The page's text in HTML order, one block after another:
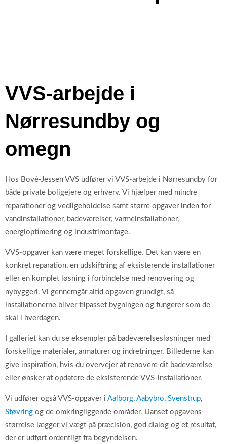
VVS-arbejde i
Nørresundby og
omegn
Hos Bové-Jessen VVS udfører vi VVS-arbejde i Nørresundby for
både private boligejere og erhverv. Vi hjælper med mindre
reparationer og vedligeholdelse samt større opgaver inden for
vandinstallationer, badeværelser, varmeinstallationer,
energioptimering og industrimontage.
VVS-opgaver kan være meget forskellige. Det kan være en
konkret reparation, en udskiftning af eksisterende installationer
eller en komplet løsning i forbindelse med renovering og
nybyggeri. Vi gennemgår altid opgaven grundigt, så
installationerne bliver tilpasset bygningen og fungerer som de
skal i hverdagen.
I galleriet kan du se eksempler på badeværelsesløsninger med
forskellige materialer, armaturer og indretninger. Billederne kan
give inspiration, hvis du overvejer at renovere dit badeværelse
eller ønsker at opdatere de eksisterende VVS-installationer.
Vi udfører også VVS-opgaver i Aalborg, Aabybro, Svenstrup,
Støvring og de omkringliggende områder. Uanset opgavens
størrelse lægger vi vægt på præcision, god dialog og et resultat,
der er udført ordentligt fra begyndelsen.